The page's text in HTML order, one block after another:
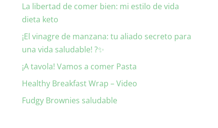
La libertad de comer bien: mi estilo de vida
dieta keto
¡El vinagre de manzana: tu aliado secreto para
una vida saludable! ?✨
¡A tavola! Vamos a comer Pasta
Healthy Breakfast Wrap – Video
Fudgy Brownies saludable